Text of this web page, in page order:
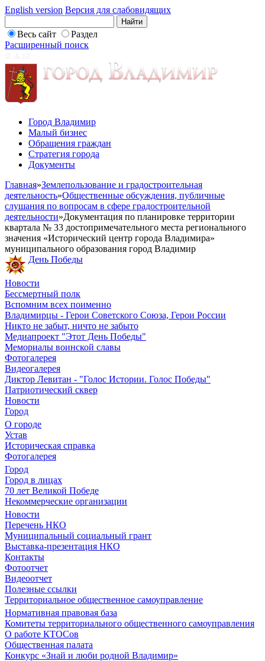
English version Версия для слабовидящих
Весь сайт
Раздел
Расширенный поиск
Город Владимир
Малый бизнес
Обращения граждан
Стратегия города
Документы
Главная»Землепользование и градостроительная
деятельность»Общественные обсуждения, публичные
слушания по вопросам в сфере градостроительной
деятельности»Документация по планировке территории
квартала № 33 достопримечательного места регионального
значения «Исторический центр города Владимира»
муниципального образования город Владимир
День Победы
Новости
Бессмертный полк
Вспомним всех поименно
Владимирцы - Герои Советского Союза, Герои России
Никто не забыт, ничто не забыто
Медиапроект "Этот День Победы"
Мемориалы воинской славы
Фотогалерея
Видеогалерея
Диктор Левитан - "Голос Истории. Голос Победы"
Патриотический сквер
Новости
Город
О городе
Устав
Историческая справка
Фотогалерея
Город
Город в лицах
70 лет Великой Победе
Некоммерческие организации
Новости
Перечень НКО
Муниципальный социальный грант
Выставка-презентация НКО
Контакты
Фотоотчет
Видеоотчет
Полезные ссылки
Территориальное общественное самоуправление
Нормативная правовая база
Комитеты территориального общественного самоуправления
О работе КТОСов
Общественная палата
Конкурс «Знай и люби родной Владимир»